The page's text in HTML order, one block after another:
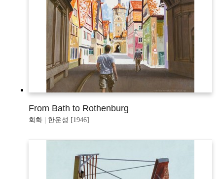
From Bath to Rothenburg
회화 | 한운성 [1946]